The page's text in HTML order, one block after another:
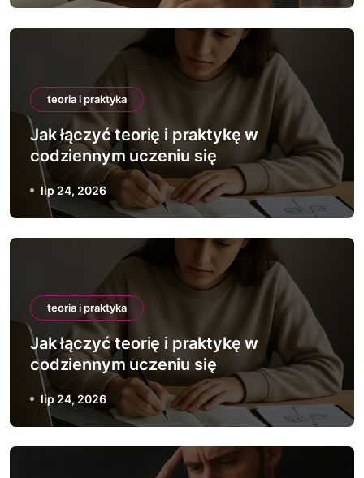
teoria i praktyka
Jak łączyć teorię i praktykę w
codziennym uczeniu się
lip 24, 2026
teoria i praktyka
Jak łączyć teorię i praktykę w
codziennym uczeniu się
lip 24, 2026